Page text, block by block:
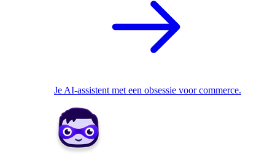
Je AI-assistent met een obsessie voor commerce.